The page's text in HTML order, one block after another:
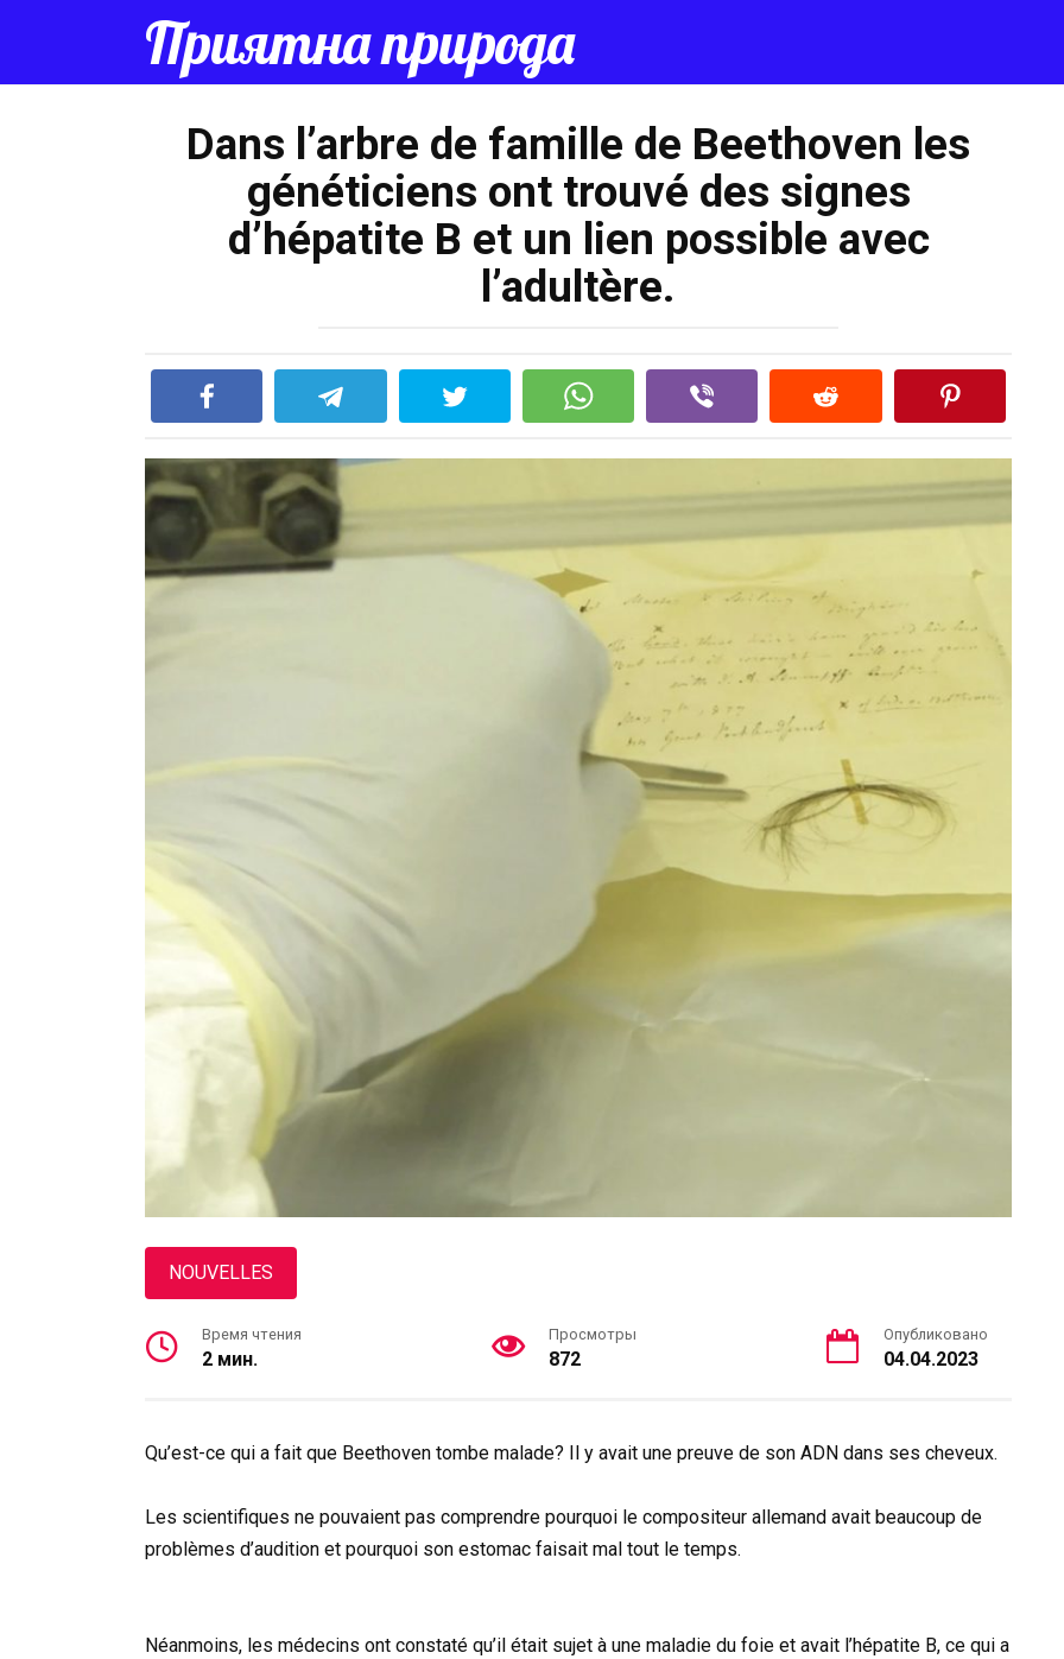
Приятна природа
Dans l’arbre de famille de Beethoven les
généticiens ont trouvé des signes
d’hépatite B et un lien possible avec
l’adultère.
NOUVELLES
Время чтения
2 мин.
Просмотры
872
Опубликовано
04.04.2023
Qu’est-ce qui a fait que Beethoven tombe malade? Il y avait une preuve de son ADN dans ses cheveux.
Les scientifiques ne pouvaient pas comprendre pourquoi le compositeur allemand avait beaucoup de
problèmes d’audition et pourquoi son estomac faisait mal tout le temps.
Néanmoins, les médecins ont constaté qu’il était sujet à une maladie du foie et avait l’hépatite B, ce qui a